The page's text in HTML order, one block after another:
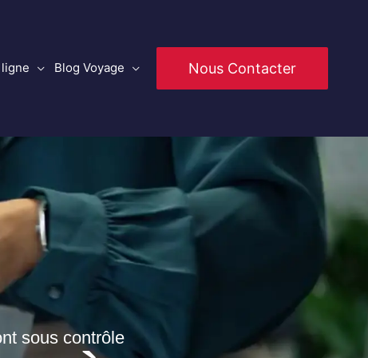
Blog Voyage Nous Contacter
sous contrôle